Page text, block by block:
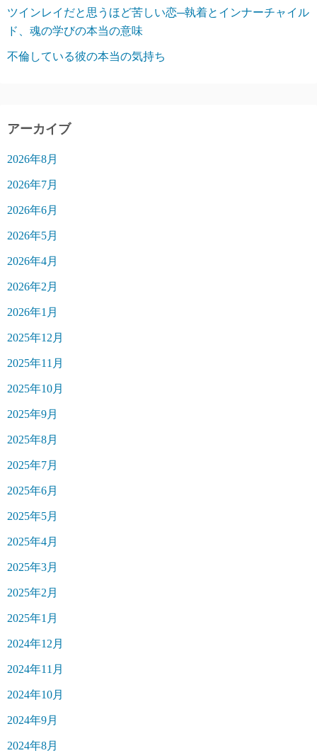
ツインレイだと思うほど苦しい恋─執着とインナーチャイル
ド、魂の学びの本当の意味
不倫している彼の本当の気持ち
アーカイブ
2026年8月
2026年7月
2026年6月
2026年5月
2026年4月
2026年2月
2026年1月
2025年12月
2025年11月
2025年10月
2025年9月
2025年8月
2025年7月
2025年6月
2025年5月
2025年4月
2025年3月
2025年2月
2025年1月
2024年12月
2024年11月
2024年10月
2024年9月
2024年8月